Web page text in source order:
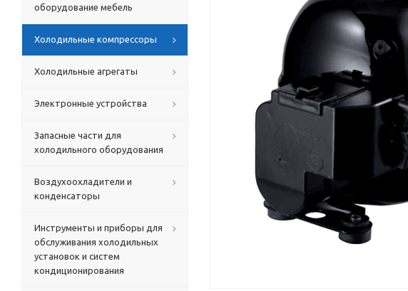
оборудование мебель
Холодильные компрессоры
Холодильные агрегаты
Электронные устройства
Запасные части для
холодильного оборудования
Воздухоохладители и
конденсаторы
Инструменты и приборы для
обслуживания холодильных
установок и систем
кондиционирования